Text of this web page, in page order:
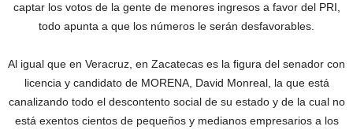
captar los votos de la gente de menores ingresos a favor del PRI,
todo apunta a que los números le serán desfavorables.
Al igual que en Veracruz, en Zacatecas es la figura del senador con
licencia y candidato de MORENA, David Monreal, la que está
canalizando todo el descontento social de su estado y de la cual no
está exentos cientos de pequeños y medianos empresarios a los